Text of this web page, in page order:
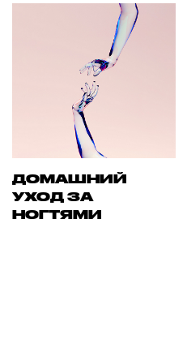
ДОМАШНИЙ
УХОД ЗА
НОГТЯМИ